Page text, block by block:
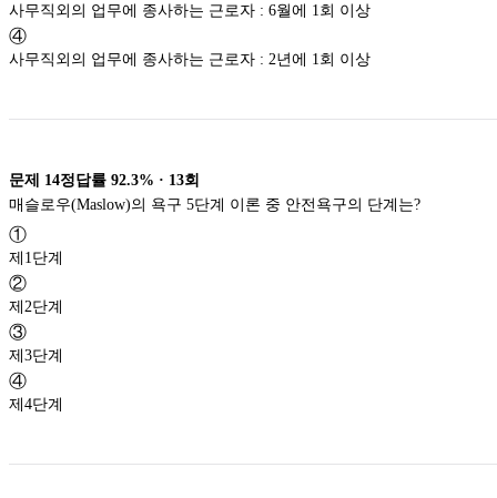
사무직외의 업무에 종사하는 근로자 : 6월에 1회 이상
④
사무직외의 업무에 종사하는 근로자 : 2년에 1회 이상
문제 14정답률 92.3% · 13회
매슬로우(Maslow)의 욕구 5단계 이론 중 안전욕구의 단계는?
①
제1단계
②
제2단계
③
제3단계
④
제4단계